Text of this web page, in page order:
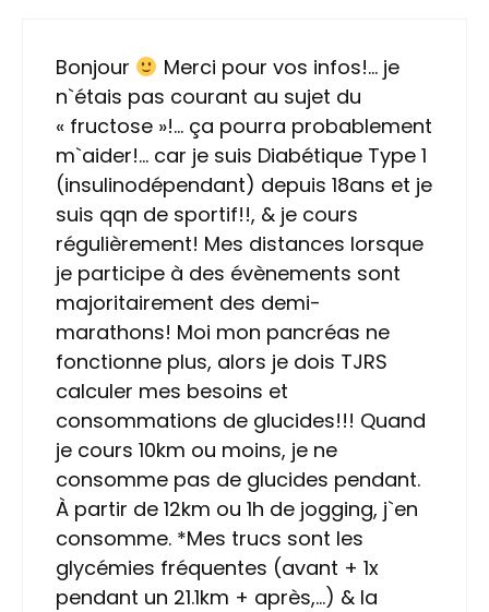
Bonjour
Merci pour vos infos!… je
n`étais pas courant au sujet du
« fructose »!… ça pourra probablement
m`aider!… car je suis Diabétique Type 1
(insulinodépendant) depuis 18ans et je
suis qqn de sportif!!, & je cours
régulièrement! Mes distances lorsque
je participe à des évènements sont
majoritairement des demi-
marathons! Moi mon pancréas ne
fonctionne plus, alors je dois TJRS
calculer mes besoins et
consommations de glucides!!! Quand
je cours 10km ou moins, je ne
consomme pas de glucides pendant.
À partir de 12km ou 1h de jogging, j`en
consomme. *Mes trucs sont les
glycémies fréquentes (avant + 1x
pendant un 21.1km + après,…) & la